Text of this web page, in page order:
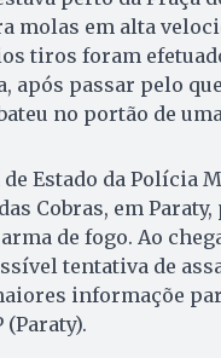
molas em alta
tiros foram
após passar pelo
no portão de
de Estado da Polícia
Cobras, em
de fogo. Ao
tentativa de
informaçõe
(Paraty).